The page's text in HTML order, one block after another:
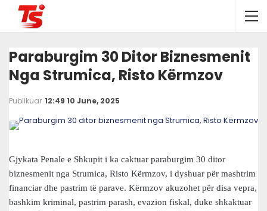
Paraburgim 30 Ditor Biznesmenit
Nga Strumica, Risto Kërmzov
Publikuar 12:49 10 June, 2025
Gjykata Penale e Shkupit i ka caktuar paraburgim 30 ditor
biznesmenit nga Strumica, Risto Kërmzov, i dyshuar për mashtrim
financiar dhe pastrim të parave. Kërmzov akuzohet për disa vepra,
bashkim kriminal, pastrim parash, evazion fiskal, duke shkaktuar